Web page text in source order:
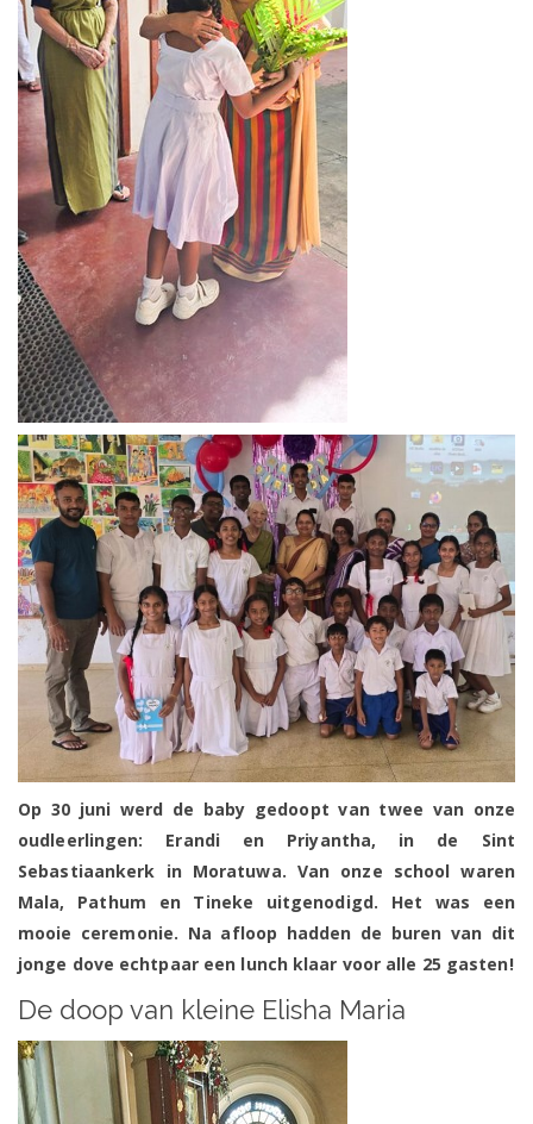
Op 30 juni werd de baby gedoopt van twee van onze
oudleerlingen: Erandi en Priyantha, in de Sint
Sebastiaankerk in Moratuwa. Van onze school waren
Mala, Pathum en Tineke uitgenodigd. Het was een
mooie ceremonie. Na afloop hadden de buren van dit
jonge dove echtpaar een lunch klaar voor alle 25 gasten!
De doop van kleine Elisha Maria